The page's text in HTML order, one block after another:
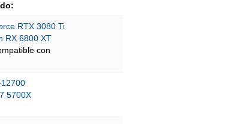
RTX 3080 Ti
RX 6800 XT
con
5700X